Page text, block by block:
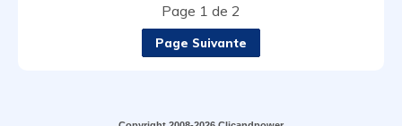
Page 1 de 2
Page Suivante